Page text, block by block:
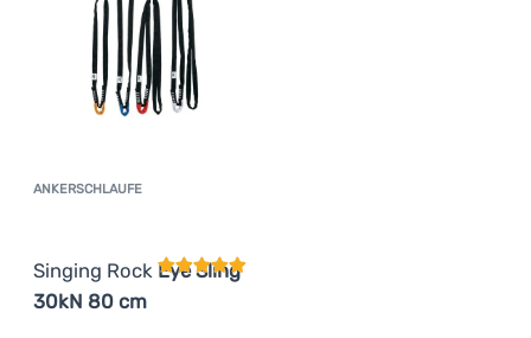
ANKERSCHLAUFE
Singing Rock Eye Sling
30kN 80 cm